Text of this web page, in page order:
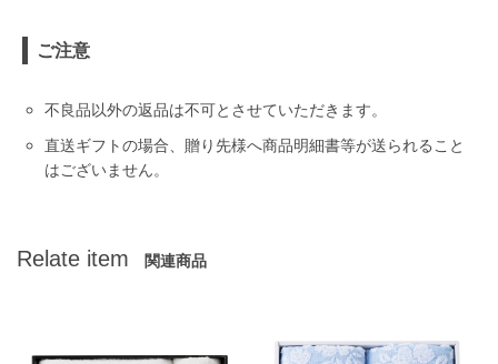
ご注意
不良品以外の返品は不可とさせていただきます。
直送ギフトの場合、贈り先様へ商品明細書等が送られること
はございません。
Relate item 関連商品